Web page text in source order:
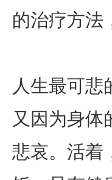
的治疗方法
人生最可悲
又因为身体
悲哀。活着